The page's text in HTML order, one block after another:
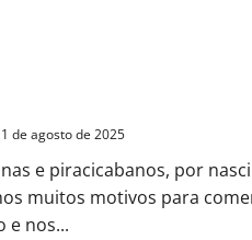
1 de agosto de 2025
e piracicabanos, por
muitos motivos para
e nos...